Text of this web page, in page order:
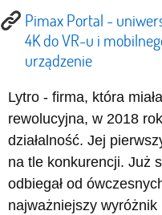
Pimax Portal -
4K do VR-u i
urządzenie
Lytro - firma, która
rewolucyjna, w 2018
działalność. Jej
na tle konkurencji. Już
odbiegał od
najważniejszy wyróżnik